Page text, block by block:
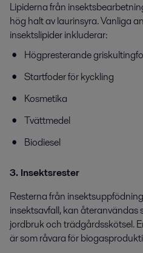
Lipiderna från
hög halt av laurinsyra. Vanliga
insektslipider inkluderar:
Högpresterande
Startfoder för kyckling
Kosmetika
Tvättmedel
Biodiesel
3. Insektsrester
Resterna från
insektsavfall, kan återanvändas
jordbruk och trädgårdsskötsel.
är som råvara för